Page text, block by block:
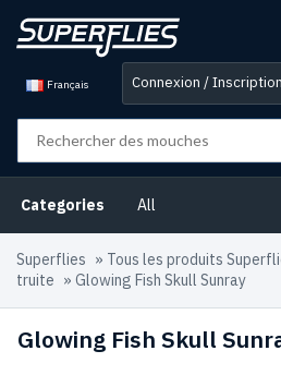
Français Connexion / Inscription
Categories All
Superflies » Tous les produits
truite » Glowing Fish Skull Sunray
Glowing Fish Skull